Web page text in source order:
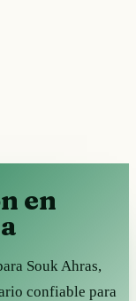
en
Souk Ahras,
confiable para